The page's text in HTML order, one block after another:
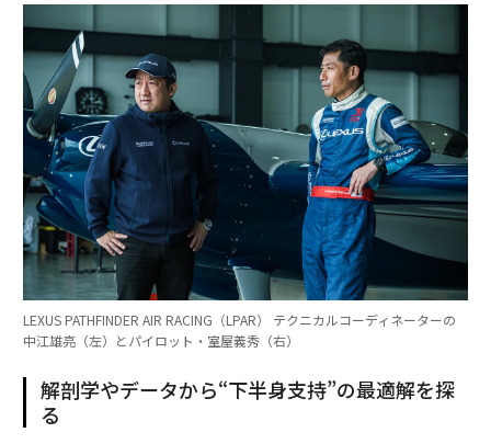
LEXUS PATHFINDER AIR RACING（LPAR） テクニカルコーディネーターの
中江雄亮（左）とパイロット・室屋義秀（右）
解剖学やデータから“下半身支持”の最適解を探
る